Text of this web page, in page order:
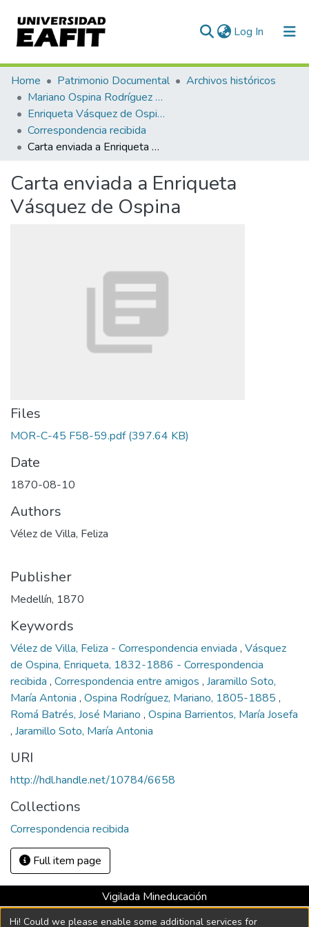
Log In (current)
Communities & Collections
All of DSpace
Statistics
Home Patrimonio Documental
Archivos históricos
Mariano Ospina Rodríguez (1826 -1912)
Enriqueta Vásquez de Ospina
Correspondencia recibida
Carta enviada a Enriqueta Vásquez de Ospina
Carta enviada a Enriqueta
Vásquez de Ospina
Files
MOR-C-45 F58-59.pdf(397.64 KB)
Date
1870-08-10
Authors
Vélez de Villa, Feliza
Publisher
Medellín, 1870
Keywords
Vélez de Villa, Feliza - Correspondencia enviada , Vásquez
de Ospina, Enriqueta, 1832-1886 - Correspondencia
recibida , Correspondencia entre amigos , Jaramillo Soto,
María Antonia , Ospina Rodríguez, Mariano, 1805-1885 ,
Romá Batrés, José Mariano , Ospina Barrientos, María Josefa
, Jaramillo Soto, María Antonia
URI
http://hdl.handle.net/10784/6658
Collections
Correspondencia recibida
Full item page
Vigilada Mineducación
Universidad con Acreditación Institucional hasta 2026 -
Hi! Could we please enable some additional services for